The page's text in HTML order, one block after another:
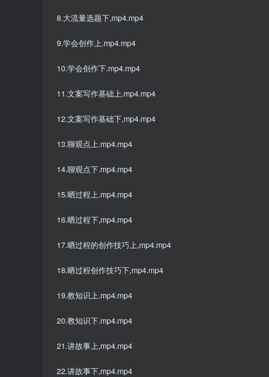
8.大流量选题下,mp4.mp4
9.学会创作上.mp4.mp4
10.学会创作下.mp4.mp4
11.文案写作基础上.mp4.mp4
12.文案写作基础下,mp4.mp4
13.聊观点上.mp4.mp4
14.聊观点下.mp4.mp4
15.晒过程上.mp4.mp4
16.晒过程下,mp4.mp4
17.晒过程的创作技巧上,mp4.mp4
18.晒过程创作技巧下,mp4.mp4
19.教知识上.mp4.mp4
20.教知识下.mp4.mp4
21.讲故事上,mp4.mp4
22.讲故事下,mp4.mp4